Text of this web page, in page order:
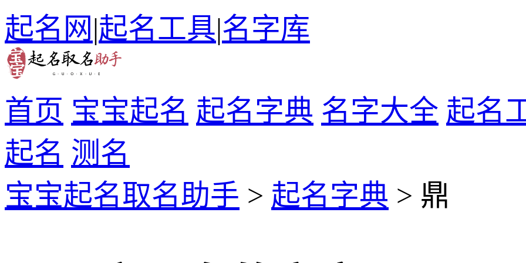
起名网|起名工具|名字库
首页 宝宝起名 起名字典 名字大全 起名
起名 测名
宝宝起名取名助手 > 起名字典 > 鼎